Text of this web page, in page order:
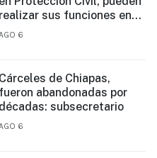
realizar sus funciones en
todo el estado
6
Cárceles de Chiapas,
fueron abandonadas por
décadas: subsecretario
6